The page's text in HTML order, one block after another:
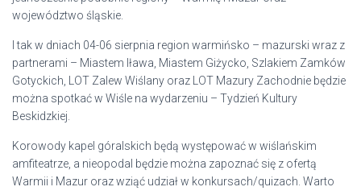
województwo śląskie.
I tak w dniach 04-06 sierpnia region warmińsko – mazurski wraz z
partnerami – Miastem Iława, Miastem Giżycko, Szlakiem Zamków
Gotyckich, LOT Zalew Wiślany oraz LOT Mazury Zachodnie będzie
można spotkać w Wiśle na wydarzeniu – Tydzień Kultury
Beskidzkiej.
Korowody kapel góralskich będą występować w wiślańskim
amfiteatrze, a nieopodal będzie można zapoznać się z ofertą
Warmii i Mazur oraz wziąć udział w konkursach/quizach. Warto